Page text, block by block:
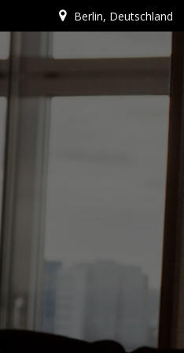
Inhalt
springen
Berlin, Deutschland